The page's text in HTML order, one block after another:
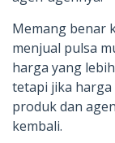
Memang benar
menjual pulsa
harga yang
tetapi jika
produk dan
kembali.